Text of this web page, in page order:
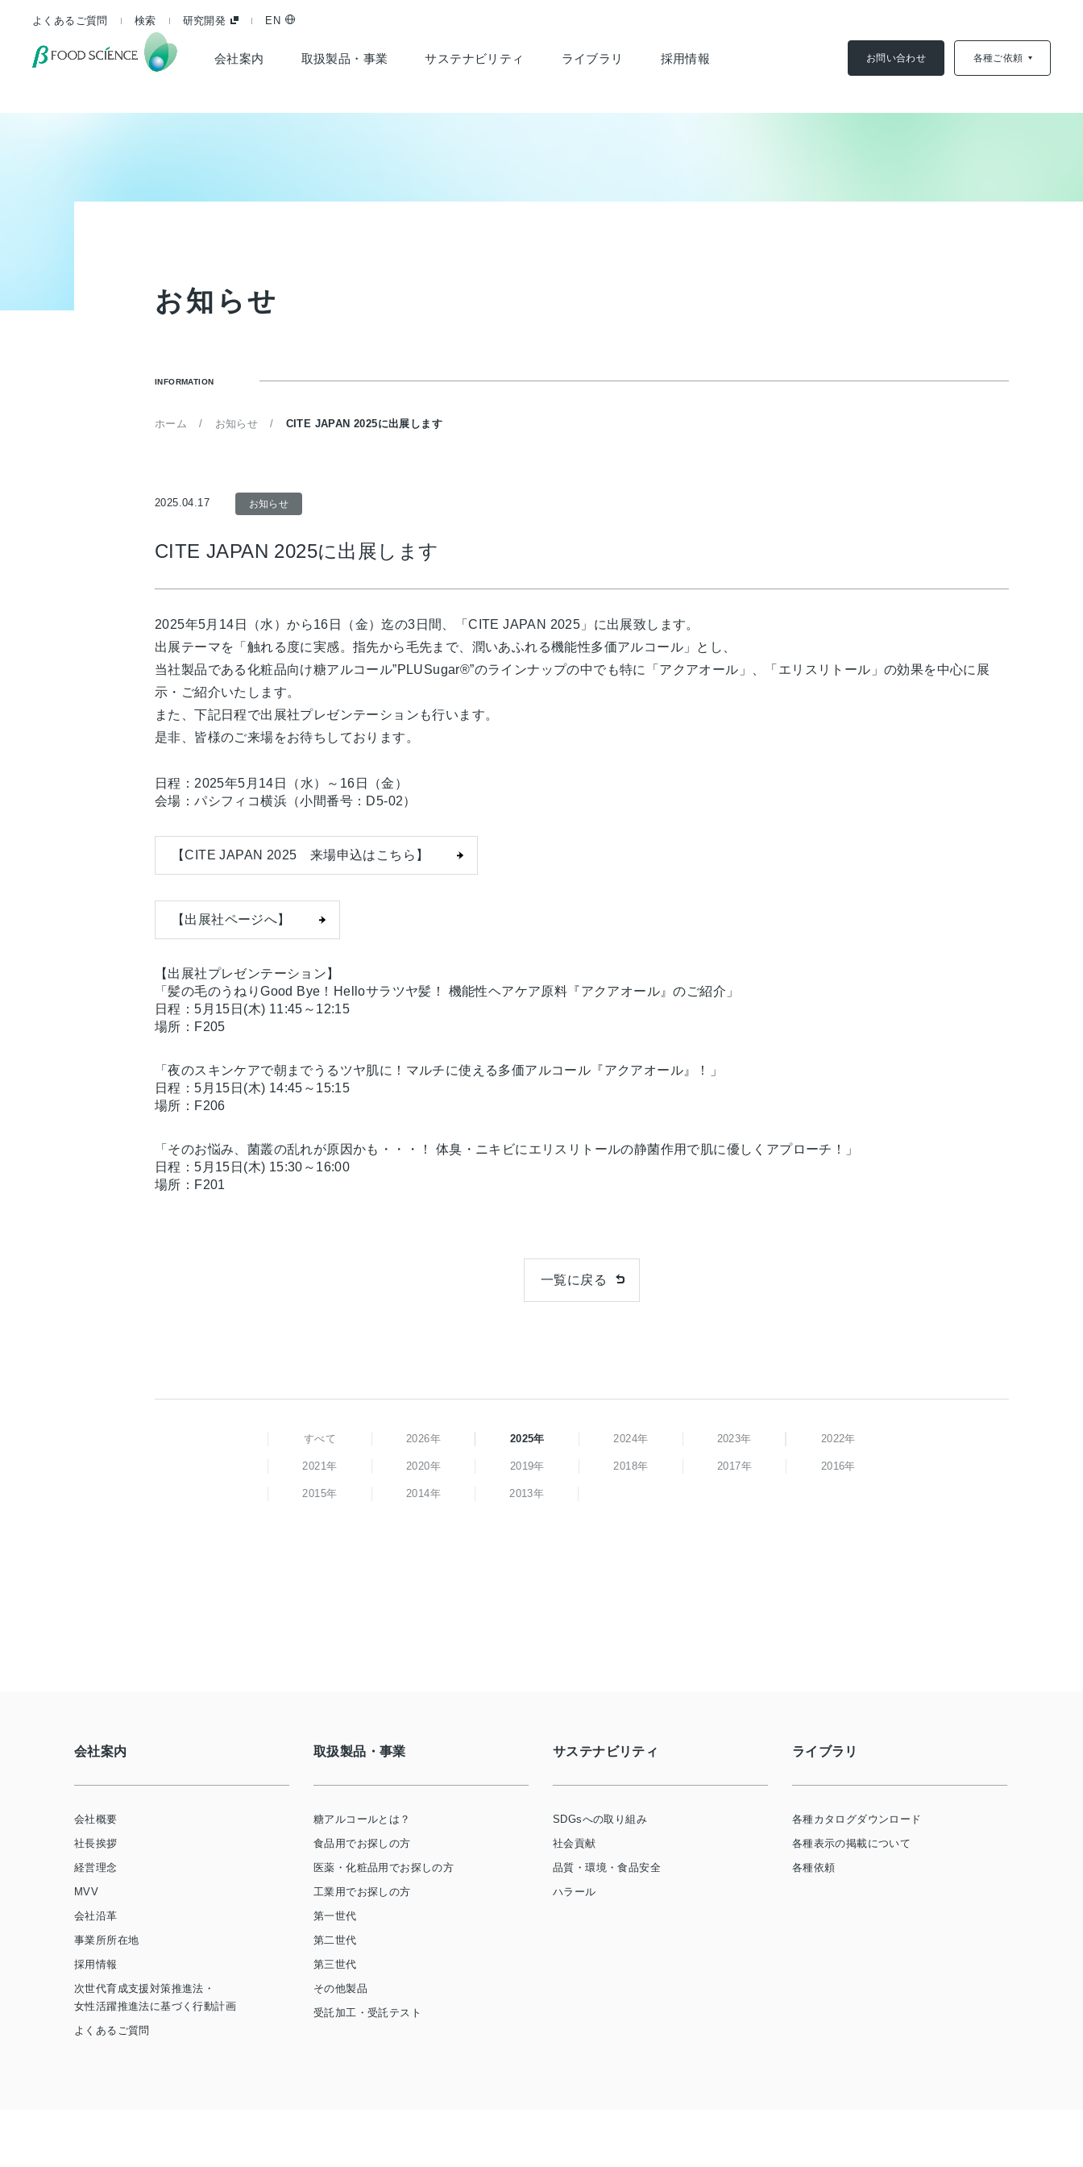
よくあるご質問 検索 研究開発 EN
会社案内 取扱製品・事業 サステナビリティ ライブラリ 採用情報 お問い合わせ 各種ご依頼
お知 ら せ
INFORMATION
ホーム お知らせ CITE JAPAN 2025に出展します
2025.04.17 お知らせ
CITE JAPAN 2025に出展します
2025年5月14日（水）から16日（金）迄の3日間、「CITE JAPAN 2025」に出展致します。
出展テーマを「触れる度に実感。指先から毛先まで、潤いあふれる機能性多価アルコール」とし、
当社製品である化粧品向け糖アルコール”PLUSugar®”のラインナップの中でも特に「アクアオール」、「エリスリトール」の効果を中心に展
示・ご紹介いたします。
また、下記日程で出展社プレゼンテーションも行います。
是非、皆様のご来場をお待ちしております。
日程：2025年5月14日（水）～16日（金）
会場：パシフィコ横浜（小間番号：D5-02）
【CITE JAPAN 2025 来場申込はこちら】
【出展社ページへ】
【出展社プレゼンテーション】
「髪の毛のうねりGood Bye！Helloサラツヤ髪！ 機能性ヘアケア原料『アクアオール』のご紹介」
日程：5月15日(木) 11:45～12:15
場所：F205
「夜のスキンケアで朝までうるツヤ肌に！マルチに使える多価アルコール『アクアオール』！」
日程：5月15日(木) 14:45～15:15
場所：F206
「そのお悩み、菌叢の乱れが原因かも・・・！ 体臭・ニキビにエリスリトールの静菌作用で肌に優しくアプローチ！」
日程：5月15日(木) 15:30～16:00
場所：F201
一覧に戻る
すべて 2026年 2025年 2024年 2023年 2022年
2021年 2020年 2019年 2018年 2017年 2016年
2015年 2014年 2013年
会社案内
会社概要
社長挨拶
経営理念
MVV
会社沿革
事業所所在地
採用情報
次世代育成支援対策推進法・
女性活躍推進法に基づく行動計画
よくあるご質問
取扱製品・事業
糖アルコールとは？
食品用でお探しの方
医薬・化粧品用でお探しの方
工業用でお探しの方
第一世代
第二世代
第三世代
その他製品
受託加工・受託テスト
サステナビリティ
SDGsへの取り組み
社会貢献
品質・環境・食品安全
ハラール
ライブラリ
各種カタログダウンロード
各種表示の掲載について
各種依頼